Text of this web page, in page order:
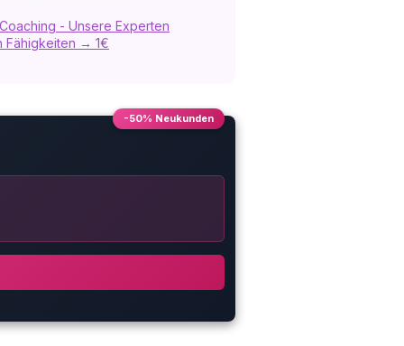
- Unsere Experten
Fähigkeiten → 1€
-50% Neukunden